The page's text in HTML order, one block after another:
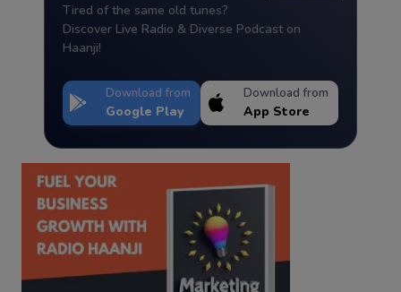
Tired of the same old tunes?
Discover Live Radio & Diverse Podcast on
Haanji!
Download from
Google Play
Download from
App Store